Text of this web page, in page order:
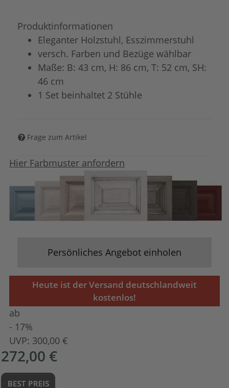
Produktinformationen
Eleganter Holzstuhl, Esszimmerstuhl
versch. Farben und Bezüge wählbar
Maße: B: 43 cm, H: 86 cm, T: 52 cm, SH:
46 cm
1 Set beinhaltet 2 Stühle
Frage zum Artikel
Hier Farbmuster anfordern
Persönliches Angebot einholen
Heute ist der Versand deutschlandweit
kostenlos!
ab
- 17%
UVP: 300,00 €
272,00 €